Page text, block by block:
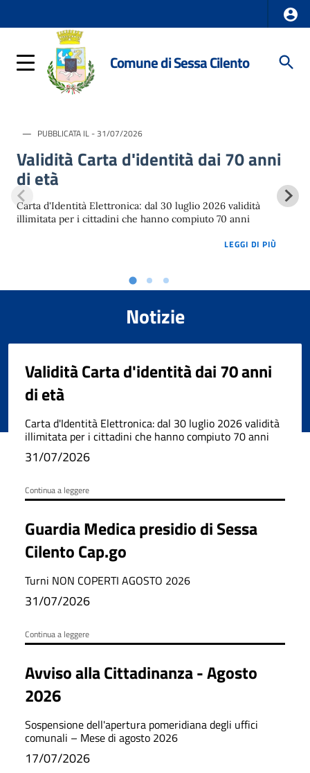
Comune di Sessa Cilento
PUBBLICATA IL - 31/07/2026
Validità Carta d'identità dai 70 anni
di età
Carta d'Identità Elettronica: dal 30 luglio 2026 validità
illimitata per i cittadini che hanno compiuto 70 anni
LEGGI DI PIÙ
Notizie
Validità Carta d'identità dai 70 anni
di età
Carta d'Identità Elettronica: dal 30 luglio 2026 validità
illimitata per i cittadini che hanno compiuto 70 anni
31/07/2026
Continua a leggere
Guardia Medica presidio di Sessa
Cilento Cap.go
Turni NON COPERTI AGOSTO 2026
31/07/2026
Continua a leggere
Avviso alla Cittadinanza - Agosto
2026
Sospensione dell'apertura pomeridiana degli uffici
comunali – Mese di agosto 2026
17/07/2026